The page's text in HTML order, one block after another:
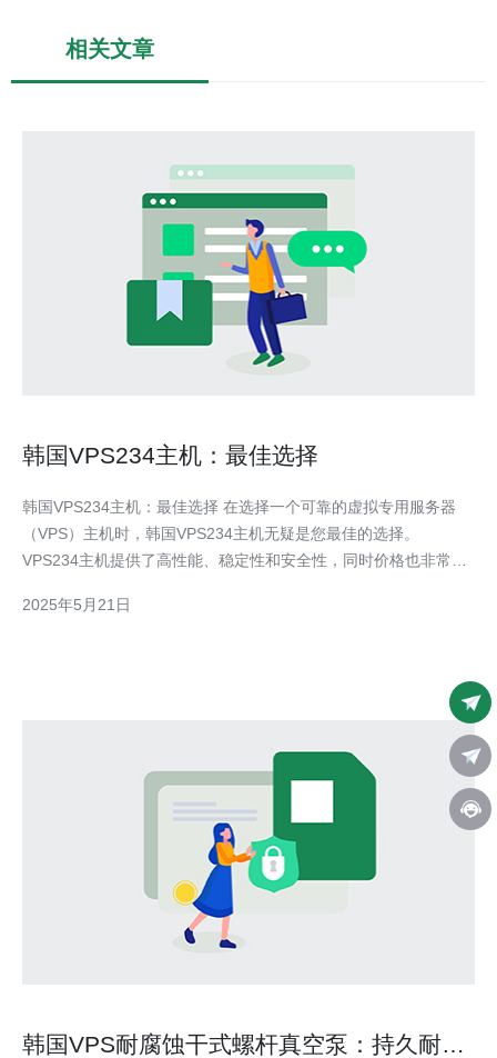
相关文章
韩国VPS234主机：最佳选择
韩国VPS234主机：最佳选择 在选择一个可靠的虚拟专用服务器
（VPS）主机时，韩国VPS234主机无疑是您最佳的选择。
VPS234主机提供了高性能、稳定性和安全性，同时价格也非常实
足您的需求。 VPS234主机采用先进的硬件设备和最新的技术，确
2025年5月21日
韩国VPS耐腐蚀干式螺杆真空泵：持久耐用